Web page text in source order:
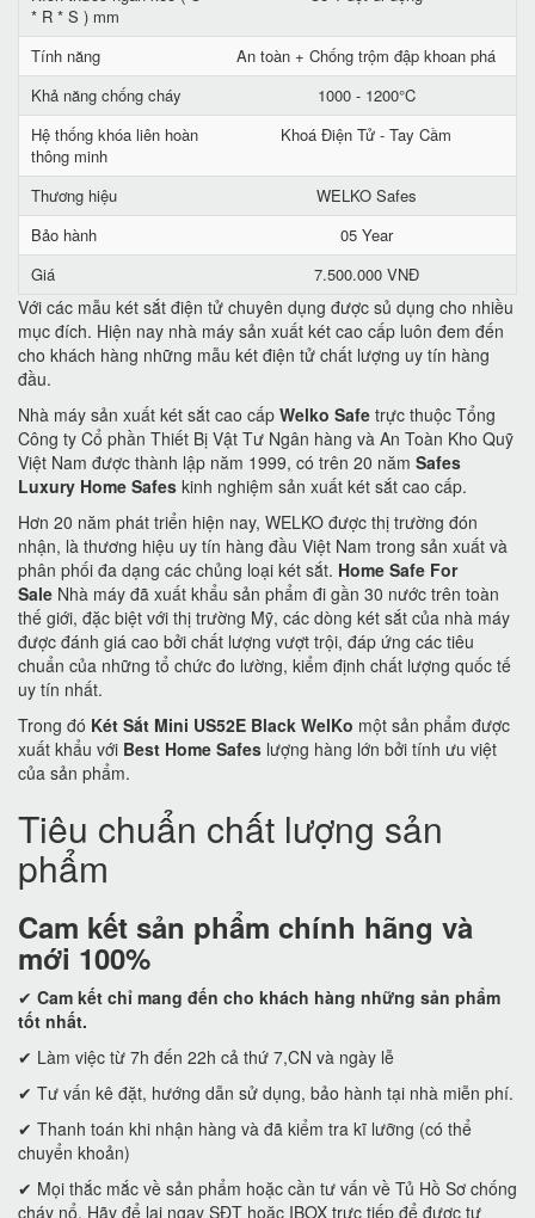
* R * S ) mm
Tính năng
An toàn + Chống trộm đập khoan phá
Khả năng chống cháy
1000 - 1200°C
Hệ thống khóa liên hoàn
thông minh
Khoá Điện Tử - Tay Cầm
Thương hiệu
WELKO Safes
Bảo hành
05 Year
Giá
7.500.000 VNĐ
Với các mẫu két sắt điện tử chuyên dụng được sủ dụng cho nhiều
mục đích. Hiện nay nhà máy sản xuất két cao cấp luôn đem đến
cho khách hàng những mẫu két điện tử chất lượng uy tín hàng
đầu.
Nhà máy sản xuất két sắt cao cấp Welko Safe trực thuộc Tổng
Công ty Cổ phần Thiết Bị Vật Tư Ngân hàng và An Toàn Kho Quỹ
Việt Nam được thành lập năm 1999, có trên 20 năm Safes
Luxury Home Safes kinh nghiệm sản xuất két sắt cao cấp.
Hơn 20 năm phát triển hiện nay, WELKO được thị trường đón
nhận, là thương hiệu uy tín hàng đầu Việt Nam trong sản xuất và
phân phối đa dạng các chủng loại két sắt. Home Safe For
Sale Nhà máy đã xuất khẩu sản phẩm đi gần 30 nước trên toàn
thế giới, đặc biệt với thị trường Mỹ, các dòng két sắt của nhà máy
được đánh giá cao bởi chất lượng vượt trội, đáp ứng các tiêu
chuẩn của những tổ chức đo lường, kiểm định chất lượng quốc tế
uy tín nhất.
Trong đó Két Sắt Mini US52E Black WelKo một sản phẩm được
xuất khẩu với Best Home Safes lượng hàng lớn bởi tính ưu việt
của sản phẩm.
Tiêu chuẩn chất lượng sản
phẩm
Cam kết sản phẩm chính hãng và
mới 100%
✔ Cam kết chỉ mang đến cho khách hàng những sản phẩm
tốt nhất.
✔ Làm việc từ 7h đến 22h cả thứ 7,CN và ngày lễ
✔ Tư vấn kê đặt, hướng dẫn sử dụng, bảo hành tại nhà miễn phí.
✔ Thanh toán khi nhận hàng và đã kiểm tra kĩ lưỡng (có thể
chuyển khoản)
✔ Mọi thắc mắc về sản phẩm hoặc cần tư vấn về Tủ Hồ Sơ chống
cháy nổ. Hãy để lại ngay SĐT hoặc IBOX trực tiếp để được tư